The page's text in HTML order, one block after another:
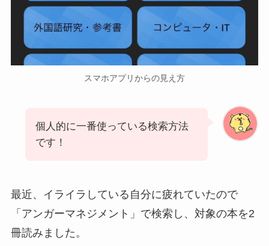
スマホアプリからの見え方
個人的に一番使っている検索方法
です！
最近、イライラしている自分に疲れていたので
「アンガーマネジメント」で検索し、対象の本を2
冊読みました。